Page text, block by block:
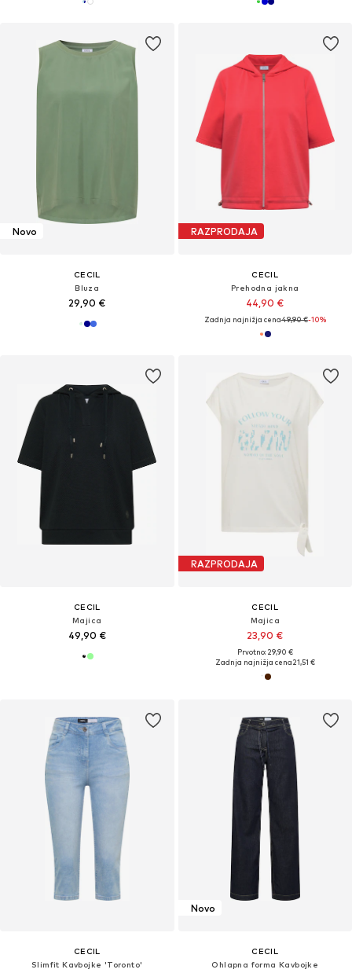
Novo
CECIL
Bluza
29,90 €
RAZPRODAJA
CECIL
Prehodna jakna
44,90 €
Zadnja najnižja cena49,90 €-10%
CECIL
Majica
49,90 €
RAZPRODAJA
CECIL
Majica
23,90 €
Prvotno: 29,90 €
Zadnja najnižja cena21,51 €
CECIL
Slimfit Kavbojke 'Toronto'
Novo
CECIL
Ohlapna forma Kavbojke